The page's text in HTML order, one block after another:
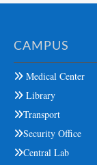
CAMPUS
Medical Center
Library
Transport
Security Office
Central Lab